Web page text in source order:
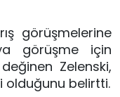
görüşmelerine
görüşme için
Zelenski,
olduğunu belirtti.